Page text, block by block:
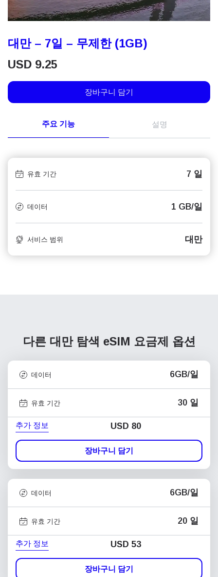
대만 – 7일 – 무제한 (1GB)
USD 9.25
장바구니 담기
주요 기능 설명
유효 기간 7 일
데이터 1 GB/일
서비스 범위 대만
다른 대만 탐색 eSIM 요금제 옵션
데이터 6GB/일
유효 기간 30 일
추가 정보 USD 80
장바구니 담기
데이터 6GB/일
유효 기간 20 일
추가 정보 USD 53
장바구니 담기